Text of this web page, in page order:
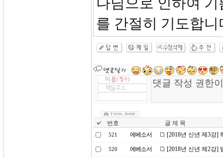
를 간절히 기도합니
번호 글 제 목
521 에베소서 [2018년 신년 제3강]
520 에베소서 [2018년 신년 제2강]